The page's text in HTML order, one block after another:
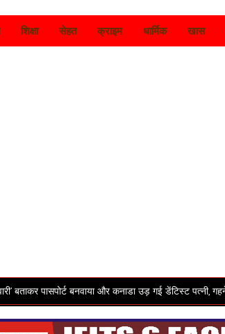
शिक्षा सेहत क्राइम धार्मिक खास
बनवाया और कनाडा उड़ गई डेंटिस्ट पत्नी, गहने-कैश भी साफ